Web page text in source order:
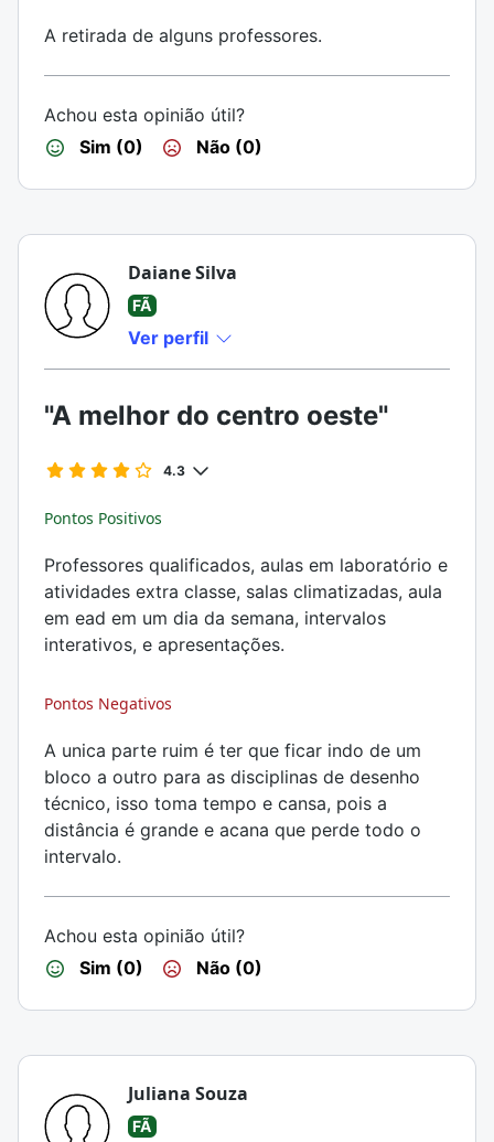
A retirada de alguns professores.
Achou esta opinião útil?
Sim (0)
Não (0)
Daiane Silva
FÃ
Ver perfil
"A melhor do centro oeste"
4.3
Pontos Positivos
Professores qualificados, aulas em laboratório e
atividades extra classe, salas climatizadas, aula
em ead em um dia da semana, intervalos
interativos, e apresentações.
Pontos Negativos
A unica parte ruim é ter que ficar indo de um
bloco a outro para as disciplinas de desenho
técnico, isso toma tempo e cansa, pois a
distância é grande e acana que perde todo o
intervalo.
Achou esta opinião útil?
Sim (0)
Não (0)
Juliana Souza
FÃ